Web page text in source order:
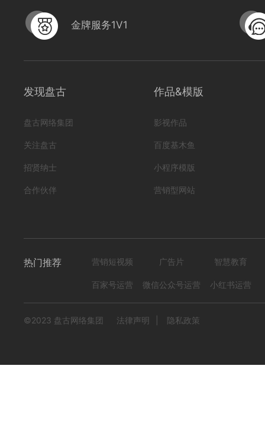
金牌服务1V1
发现盘古
盘古网络集团
关注盘古
招贤纳士
合作伙伴
作品&模版
影视作品
百度基木鱼
小程序模版
营销型网站
热门推荐 营销短视频 广告片 智慧教育
百家号运营 微信公众号运营 小红书运营
©2023 盘古网络集团 法律声明 隐私政策